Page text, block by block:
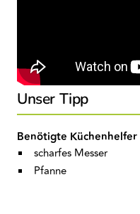
Unser Tipp
Benötigte Küchenhelfer
scharfes Messer
Pfanne